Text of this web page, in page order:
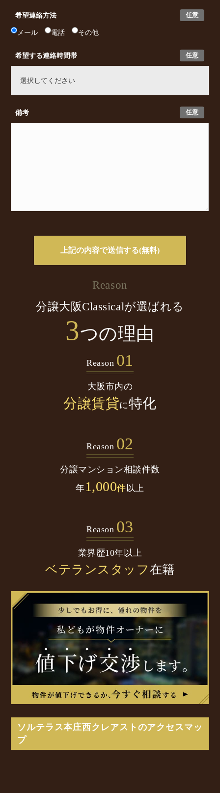
任意
希望連絡方法
メール 電話 その他
任意
希望する連絡時間帯
任意
備考
Reason
分譲大阪Classicalが選ばれる
3つの理由
Reason 01
大阪市内の
分譲賃貸に特化
Reason 02
分譲マンション相談件数
年1,000件以上
Reason 03
業界歴10年以上
ベテランスタッフ在籍
ソルテラス本庄西クレアストのアクセスマッ
プ